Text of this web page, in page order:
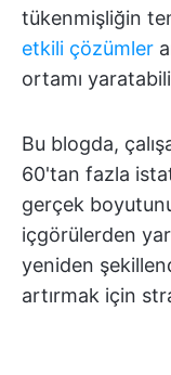
tükenmişliğin
etkili çözümler
ortamı
Bu blogda,
60'tan fazla
gerçek
içgörülerden
yeniden
artırmak için